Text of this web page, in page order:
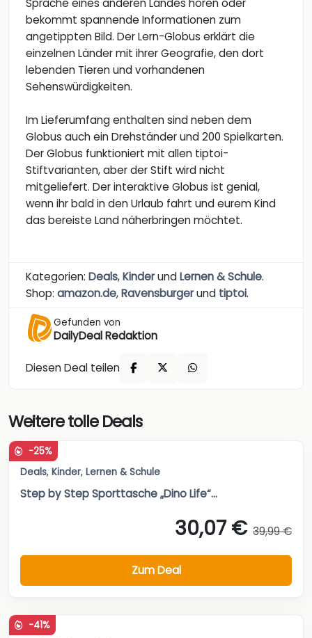
Sprache eines anderen Landes hören oder
bekommt spannende Informationen zum
angetippten Bild. Der Lern-Globus erklärt die
einzelnen Länder mit ihrer Geografie, den dort
lebenden Tieren und vorhandenen
Sehenswürdigkeiten.
Im Lieferumfang enthalten sind neben dem
Globus auch ein Drehständer und 200 Spielkarten.
Der Globus funktioniert mit allen tiptoi-
Stiftvarianten, aber der Stift wird nicht
mitgeliefert. Der interaktive Globus ist genial,
wenn ihr bald in den Urlaub fahrt und eurem Kind
das bereiste Land näherbringen möchtet.
Kategorien: Deals,KinderundLernen & Schule.
Shop: amazon.de,Ravensburgerund tiptoi.
Gefunden von
DailyDeal Redaktion
Diesen Deal teilen
Weitere tolle Deals
-25%
Deals, Kinder, Lernen & Schule
Step by Step Sporttasche „Dino Life“...
30,07 € 39,99 €
Zum Deal
-41%